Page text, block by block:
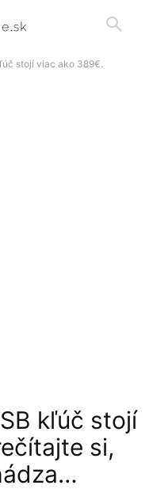
stojí viac ako 389€.
kľúč stojí
si,